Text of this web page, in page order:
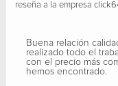
reseña a la empresa
Buena relación
realizado todo el
con el precio más
hemos encontrado.